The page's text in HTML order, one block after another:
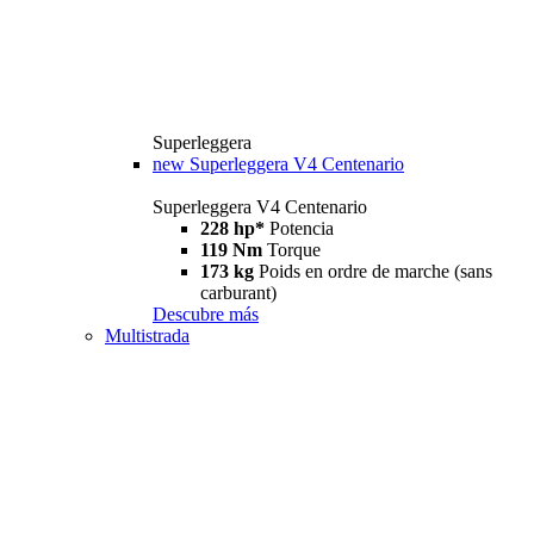
Superleggera
new Superleggera V4 Centenario
Superleggera V4 Centenario
228 hp* Potencia
119 Nm Torque
173 kg Poids en ordre de marche (sans
carburant)
Descubre más
Multistrada